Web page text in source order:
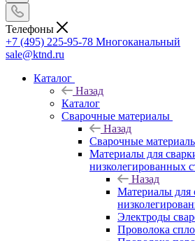
Телефоны
+7 (495) 225-95-78 Многоканальный
sale@ktnd.ru
Каталог
Назад
Каталог
Сварочные материалы
Назад
Сварочные
Материалы для
низколегированных
Назад
Материалы для
Электроды
Проволока